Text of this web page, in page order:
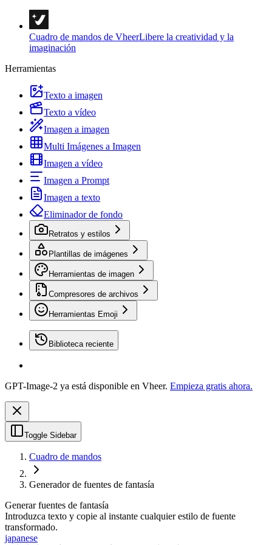
Cuadro de mandos de VheerLibere la creatividad y la
imaginación
Herramientas
Texto a imagen
Texto a vídeo
Imagen a imagen
Multi Imágenes a Imagen
Imagen a vídeo
Imagen a Prompt
Imagen a texto
Eliminador de fondo
Retratos y estilos
Plantillas de imágenes
Herramientas de imagen
Compresores de archivos
Herramientas Emoji
Biblioteca reciente
GPT-Image-2 ya está disponible en Vheer. Empieza gratis ahora.
Toggle Sidebar
Cuadro de mandos
Generador de fuentes de fantasía
Generar fuentes de fantasía
Introduzca texto y copie al instante cualquier estilo de fuente
transformado.
japanese